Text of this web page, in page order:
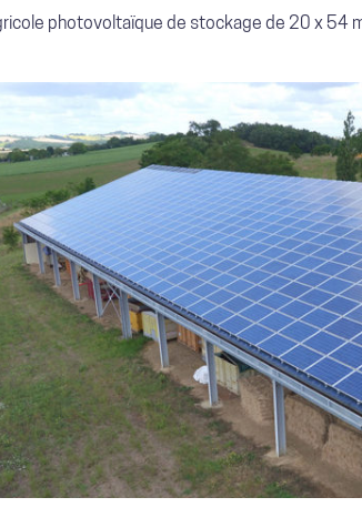
photovoltaïque de stockage de 20 x 54